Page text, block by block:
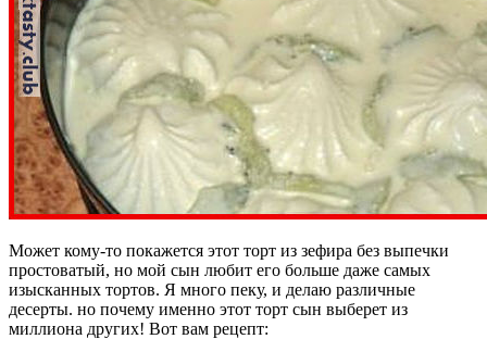
Может кому-то покажется этот торт из зефира без выпечки
простоватый, но мой сын любит его больше даже самых
изысканных тортов. Я много пеку, и делаю различные
десерты. но почему именно этот торт сын выберет из
миллиона других! Вот вам рецепт: